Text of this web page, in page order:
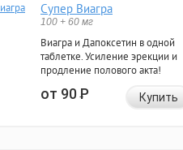
Супер Виагра
100 + 60 мг
Виагра и Дапоксетин в одной
таблетке. Усиление эрекции и
продление полового акта!
от 90Р Купить